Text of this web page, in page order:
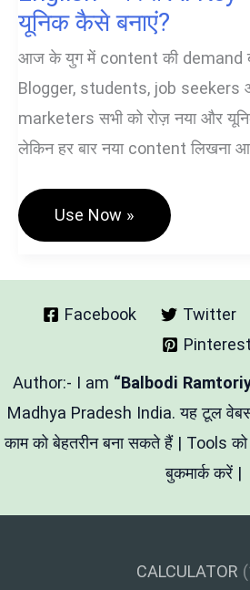
यूनिक कैसे बनाएं?
आज के युग में content की demand
Blogger, students, job seekers
marketers सभी को रोज़ नया और
लेकिन हर बार नया content लिखना
Free
Tool
Hindi
English
–
Key
के
Text
यूनिक
Use Now »
Facebook Twitter
Pinterest
Author:- I am “Balbodi
Madhya Pradesh India. यह टूल
काम को बेहतरीन बना सकते हैं | Tools
बुकमार्क करें |
CALCULATOR